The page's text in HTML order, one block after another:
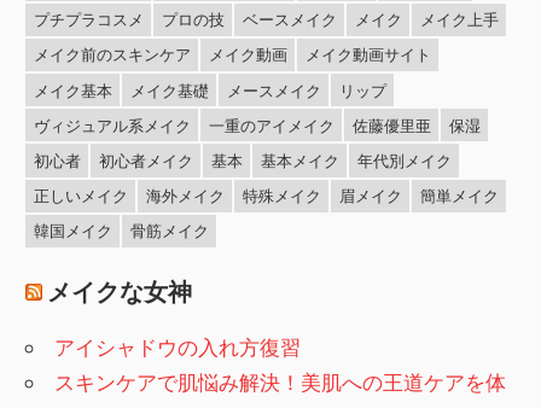
プチプラコスメ
プロの技 ベースメイク メイク
メイク上手
メイク前のスキンケア
メイク動画
メイク動画サイト
メイク基本
メイク基礎 メースメイク
リップ
ヴィジュアル系メイク
一重のアイメイク 佐藤優里亜
保湿
初心者
初心者メイク 基本 基本メイク
年代別メイク
正しいメイク
海外メイク 特殊メイク 眉メイク
簡単メイク
韓国メイク
骨筋メイク
メイクな女神
アイシャドウの入れ方復習
スキンケアで肌悩み解決！美肌への王道ケアを体